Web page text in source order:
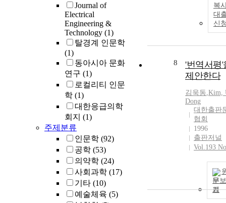
Journal of
Electrical
Engineering &
Technology (1)
탈경계 인문학
(1)
동아시아 문화
연구 (1)
로컬리티 인문
학 (1)
대한응급의학
회지 (1)
주제분류
인문학 (92)
공학 (53)
의약학 (24)
사회과학 (17)
기타 (10)
예술체육 (5)
콤포짓트 레진
(Alitefil,
X, Unifill F,
을 디스크형
(두께 2㎜ ×
3종의 광중합
plasma are
3초 (P3)와 6초
(P6)], 할로겐
[VIP, 400
40초 (H4)] 및
emitting
[LED;L, 400
의 시편을 연
지 않은 실험
복
대
신
8
'번역서평'
제안한다
김욱동,Kim,
Dong
대한출판
협회
1996
출판저널
Vol.193
문보
기